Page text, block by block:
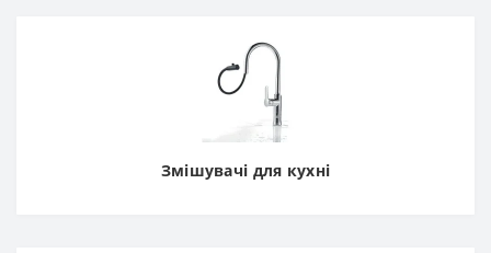
Змішувачі для кухні